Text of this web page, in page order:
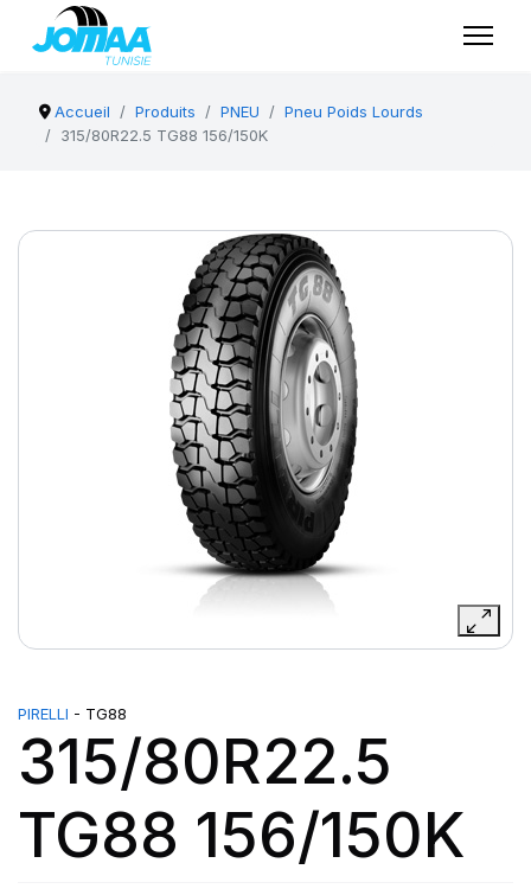
Accueil Produits PNEU
Pneu Poids Lourds
315/80R22.5 TG88 156/150K
PIRELLI - TG88
315/80R22.5
TG88 156/150K